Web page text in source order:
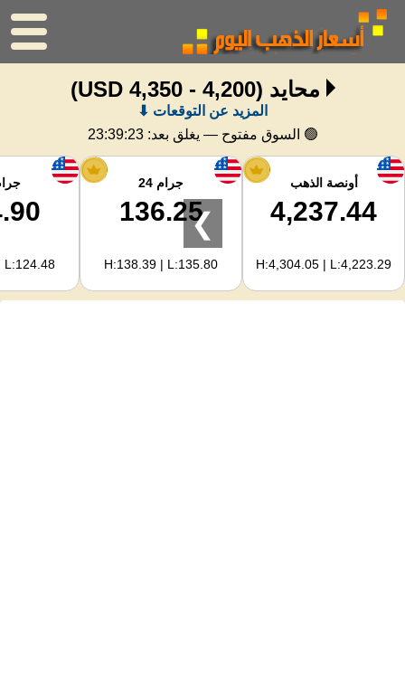
الرئيسية
سعر الذهب
اسعار الفضه
حاسبة الذهب
لمشرفي المواقع
محايد (4,200 - 4,350 USD)
المزيد عن التوقعات ⬇
🟢 السوق مفتوح — يغلق بعد: 23:39:22
أونصة الذهب
4,237.44
H:4,304.05 | L:4,223.29
جرام 24
136.25
H:138.39 | L:135.80
L:124.48
❯